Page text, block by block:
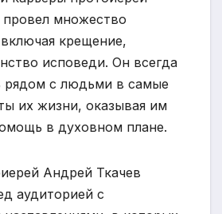
множество
крещение,
исповеди. Он всегда
рядом с людьми в самые
их жизни, оказывая им
в духовном плане.
Андрей Ткачев
аудиторией с